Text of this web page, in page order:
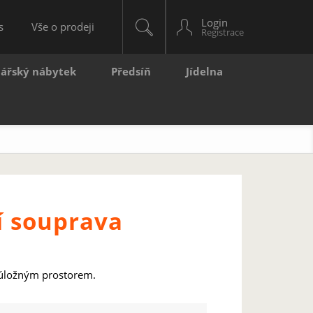
Login
Vše o prodeji
nábytek Předsíň Jídelna
souprava
prostorem.